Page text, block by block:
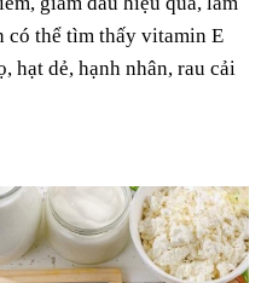
thể tìm thấy vitamin E
hạt dẻ, hạnh nhân, rau cải